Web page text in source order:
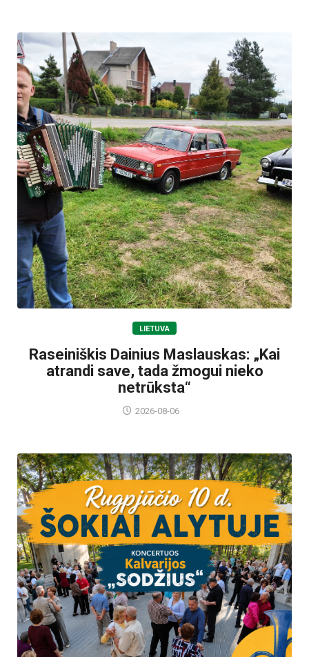
LIETUVA
Raseiniškis Dainius Maslauskas: „Kai
atrandi save, tada žmogui nieko
netrūksta“
2026-08-06